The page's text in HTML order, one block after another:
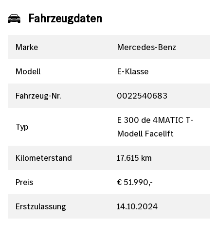
Fahrzeugdaten
Marke Mercedes-Benz
Modell E-Klasse
Fahrzeug-Nr. 0022540683
Typ
E 300 de 4MATIC T-
Modell Facelift
Kilometerstand 17.615 km
Preis € 51.990,-
Erstzulassung 14.10.2024